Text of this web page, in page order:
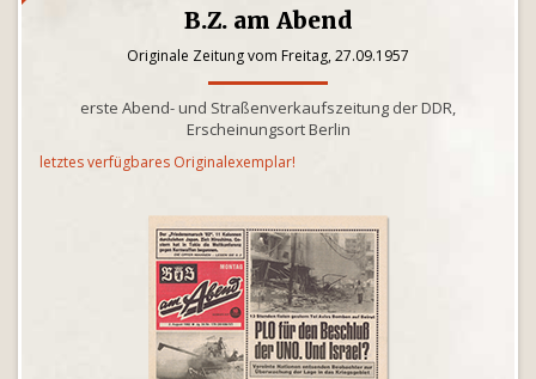
B.Z. am Abend
Originale Zeitung vom Freitag, 27.09.1957
erste Abend- und Straßenverkaufszeitung der DDR,
Erscheinungsort Berlin
letztes verfügbares Originalexemplar!